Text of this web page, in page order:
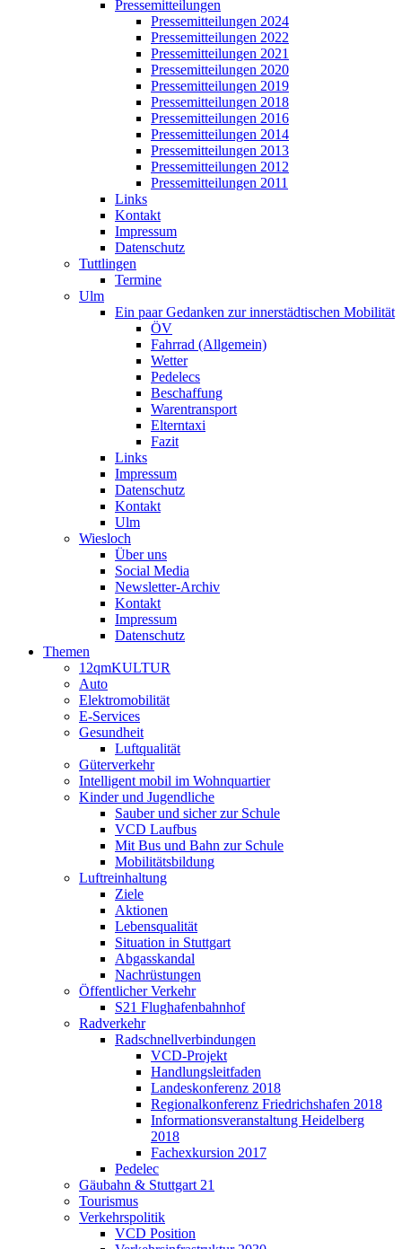
Pressemitteilungen
Pressemitteilungen 2024
Pressemitteilungen 2022
Pressemitteilungen 2021
Pressemitteilungen 2020
Pressemitteilungen 2019
Pressemitteilungen 2018
Pressemitteilungen 2016
Pressemitteilungen 2014
Pressemitteilungen 2013
Pressemitteilungen 2012
Pressemitteilungen 2011
Links
Kontakt
Impressum
Datenschutz
Tuttlingen
Termine
Ulm
Ein paar Gedanken zur innerstädtischen Mobilität
ÖV
Fahrrad (Allgemein)
Wetter
Pedelecs
Beschaffung
Warentransport
Elterntaxi
Fazit
Links
Impressum
Datenschutz
Kontakt
Ulm
Wiesloch
Über uns
Social Media
Newsletter-Archiv
Kontakt
Impressum
Datenschutz
Themen
12qmKULTUR
Auto
Elektromobilität
E-Services
Gesundheit
Luftqualität
Güterverkehr
Intelligent mobil im Wohnquartier
Kinder und Jugendliche
Sauber und sicher zur Schule
VCD Laufbus
Mit Bus und Bahn zur Schule
Mobilitätsbildung
Luftreinhaltung
Ziele
Aktionen
Lebensqualität
Situation in Stuttgart
Abgasskandal
Nachrüstungen
Öffentlicher Verkehr
S21 Flughafenbahnhof
Radverkehr
Radschnellverbindungen
VCD-Projekt
Handlungsleitfaden
Landeskonferenz 2018
Regionalkonferenz Friedrichshafen 2018
Informationsveranstaltung Heidelberg
2018
Fachexkursion 2017
Pedelec
Gäubahn & Stuttgart 21
Tourismus
Verkehrspolitik
VCD Position